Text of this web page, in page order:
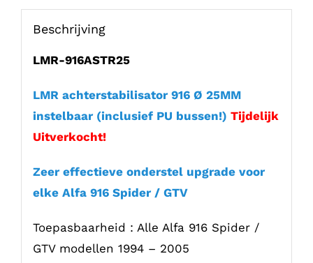
Beschrijving
LMR-916ASTR25
LMR achterstabilisator 916 Ø 25MM
instelbaar (inclusief PU bussen!) Tijdelijk
Uitverkocht!
Zeer effectieve onderstel upgrade voor
elke Alfa 916 Spider / GTV
Toepasbaarheid : Alle Alfa 916 Spider /
GTV modellen 1994 – 2005